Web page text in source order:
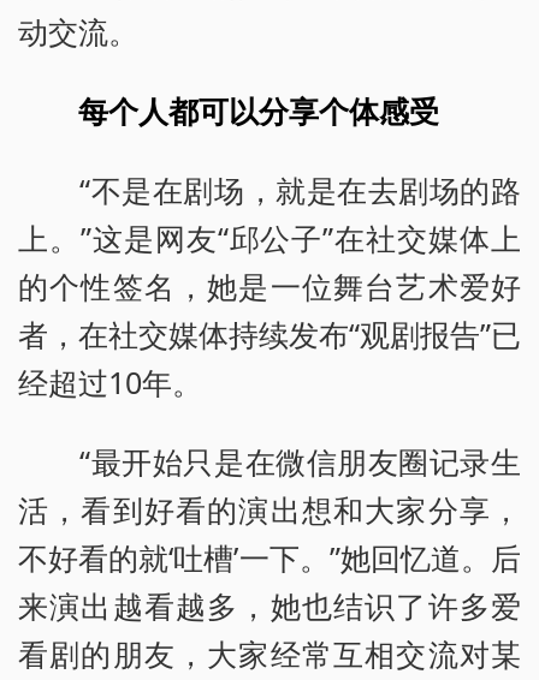
动交流。
每个人都可以分享个体感受
“不是在剧场，就是在去剧场的路
上。”这是网友“邱公子”在社交媒体上
的个性签名，她是一位舞台艺术爱好
者，在社交媒体持续发布“观剧报告”已
经超过10年。
“最开始只是在微信朋友圈记录生
活，看到好看的演出想和大家分享，
不好看的就‘吐槽’一下。”她回忆道。后
来演出越看越多，她也结识了许多爱
看剧的朋友，大家经常互相交流对某